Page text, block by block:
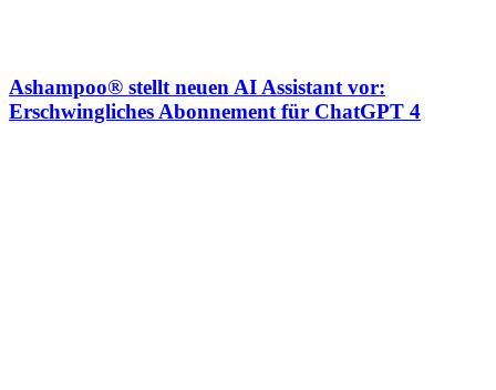
Ashampoo® stellt neuen AI Assistant vor:
Erschwingliches Abonnement für ChatGPT 4